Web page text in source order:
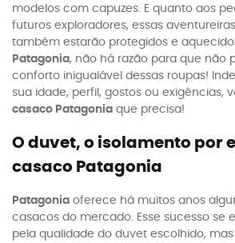
modelos com capuzes. E quanto aos
futuros exploradores, essas
também estarão protegidos e
Patagonia, não há razão para que não
conforto inigualável dessas roupas!
sua idade, perfil, gostos ou exigências,
casaco Patagonia que precisa!
O duvet, o isolamento por
casaco Patagonia
Patagonia oferece há muitos anos
casacos do mercado. Esse sucesso se
pela qualidade do duvet escolhido,